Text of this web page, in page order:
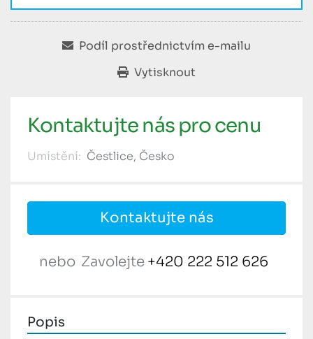
Podíl prostřednictvím e-mailu
Vytisknout
Kontaktujte nás pro cenu
Umístění: Čestlice, Česko
Kontaktujte nás
nebo Zavolejte +420 222 512 626
Popis